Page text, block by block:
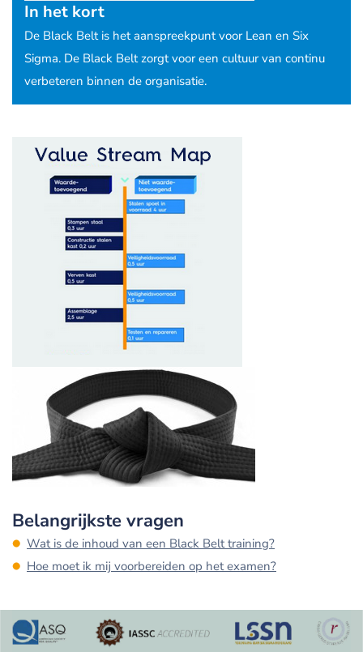
In het kort
De Black Belt is het aanspreekpunt voor Lean en Six
Sigma. De Black Belt zorgt voor een cultuur van continu
verbeteren binnen de organisatie.
Belangrijkste vragen
Wat is de inhoud van een Black Belt training?
Hoe moet ik mij voorbereiden op het examen?